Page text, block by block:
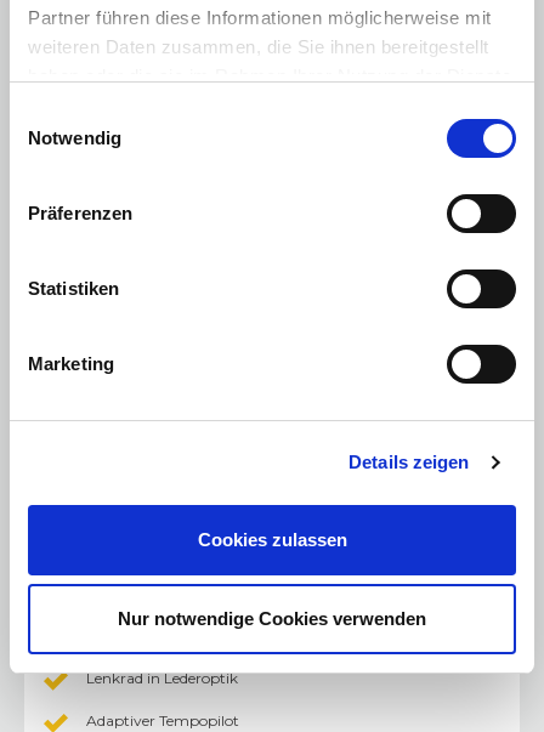
Partner führen diese Informationen möglicherweise mit
weiteren Daten zusammen, die Sie ihnen bereitgestellt
Cookies, wenn Sie unsere Webseite weiterhin nutzen.
Notwendig
Präferenzen
Statistiken
Marketing
Details zeigen
Cookies zulassen
Nur notwendige Cookies verwenden
Wärmepumpe
Rekuperation
MULTI-SENSE mit Ambientebeleuchtung zur individuellen
Einstellung der Fahrzeugcharakteristik
Vordersitze beheizbar
Klemmschutz
Fahrzeugteppich in Blau
Elektrische Heckklappe
Elektrische Fensterheber hinten mit Impulsschaltung und
Lenkrad in Lederoptik
Adaptiver Tempopilot